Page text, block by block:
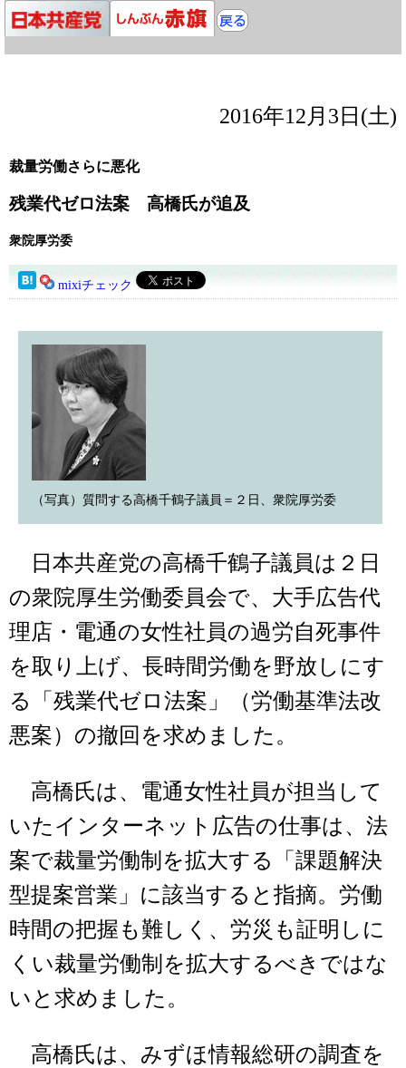
2016年12月3日(土)
裁量労働さらに悪化
残業代ゼロ法案 高橋氏が追及
衆院厚労委
mixiチェック
（写真）質問する高橋千鶴子議員＝２日、衆院厚労委
日本共産党の高橋千鶴子議員は２日
の衆院厚生労働委員会で、大手広告代
理店・電通の女性社員の過労自死事件
を取り上げ、長時間労働を野放しにす
る「残業代ゼロ法案」（労働基準法改
悪案）の撤回を求めました。
高橋氏は、電通女性社員が担当して
いたインターネット広告の仕事は、法
案で裁量労働制を拡大する「課題解決
型提案営業」に該当すると指摘。労働
時間の把握も難しく、労災も証明しに
くい裁量労働制を拡大するべきではな
いと求めました。
高橋氏は、みずほ情報総研の調査を